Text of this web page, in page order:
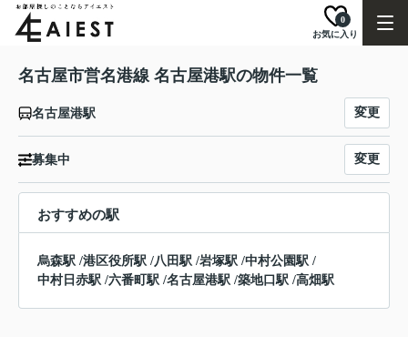
お気に入り
0
名古屋市営名港線 名古屋港駅の物件一覧
名古屋港駅 変更
募集中 変更
おすすめの駅
烏森駅 /港区役所駅 /八田駅 /岩塚駅 /中村公園駅 /
中村日赤駅 /六番町駅 /名古屋港駅 /築地口駅 /高畑駅